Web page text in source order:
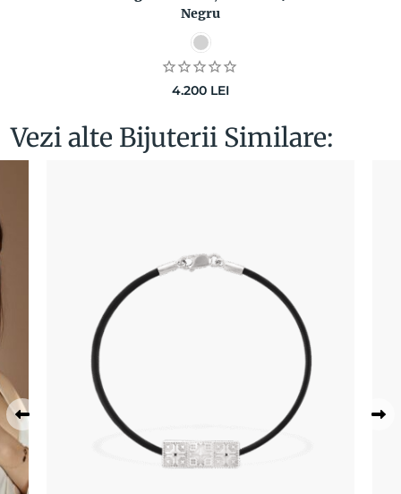
Negru
4.200 LEI
Vezi alte Bijuterii Similare: